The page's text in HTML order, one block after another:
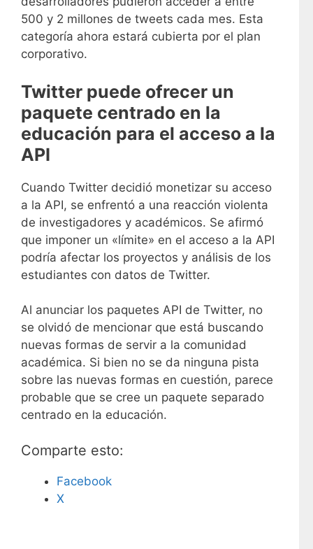
500 y 2 millones de tweets cada mes. Esta
categoría ahora estará cubierta por el plan
corporativo.
Twitter puede ofrecer un
paquete centrado en la
educación para el acceso a la
API
Cuando Twitter decidió monetizar su acceso
a la API, se enfrentó a una reacción violenta
de investigadores y académicos. Se afirmó
que imponer un «límite» en el acceso a la API
podría afectar los proyectos y análisis de los
estudiantes con datos de Twitter.
Al anunciar los paquetes API de Twitter, no
se olvidó de mencionar que está buscando
nuevas formas de servir a la comunidad
académica. Si bien no se da ninguna pista
sobre las nuevas formas en cuestión, parece
probable que se cree un paquete separado
centrado en la educación.
Comparte esto:
Facebook
X